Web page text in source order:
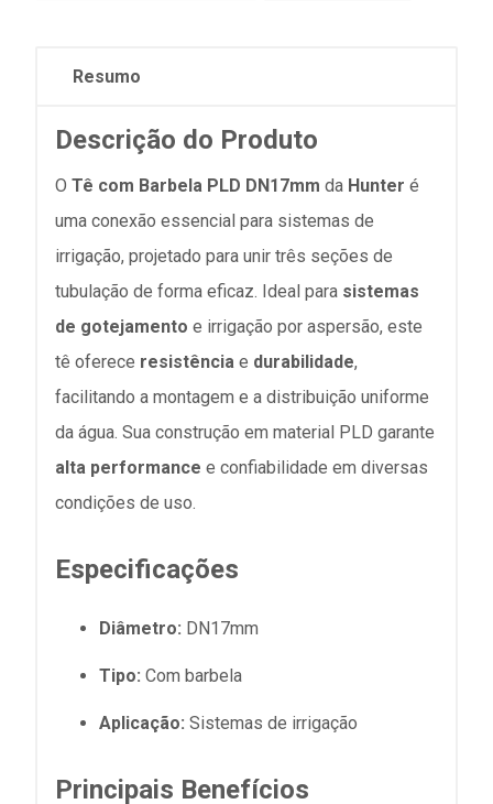
Resumo
Descrição do Produto
O Tê com Barbela PLD DN17mm da Hunter é
uma conexão essencial para sistemas de
irrigação, projetado para unir três seções de
tubulação de forma eficaz. Ideal para sistemas
de gotejamento e irrigação por aspersão, este
tê oferece resistência e durabilidade,
facilitando a montagem e a distribuição uniforme
da água. Sua construção em material PLD garante
alta performance e confiabilidade em diversas
condições de uso.
Especificações
Diâmetro: DN17mm
Tipo: Com barbela
Aplicação: Sistemas de irrigação
Principais Benefícios